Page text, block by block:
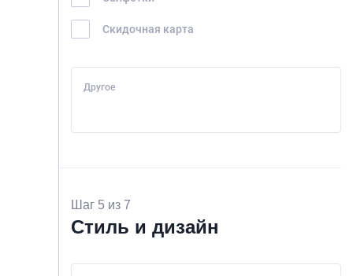
Скидочная карта
Другое
Шаг 5 из 7
Стиль и дизайн